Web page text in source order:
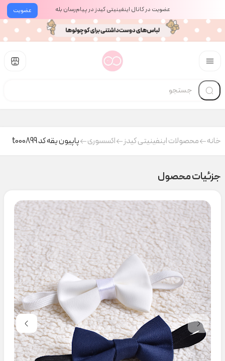
عضویت عضویت در کانال اینفینیتی کیدز در پیام‌رسان بله
خانه محصولات اینفینیتی کیدز اکسسوری پاپیون یقه کد t000899
جزئیات محصول